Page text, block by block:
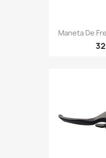
Maneta De